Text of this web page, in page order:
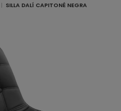
SILLA DALÍ CAPITONÉ NEGRA